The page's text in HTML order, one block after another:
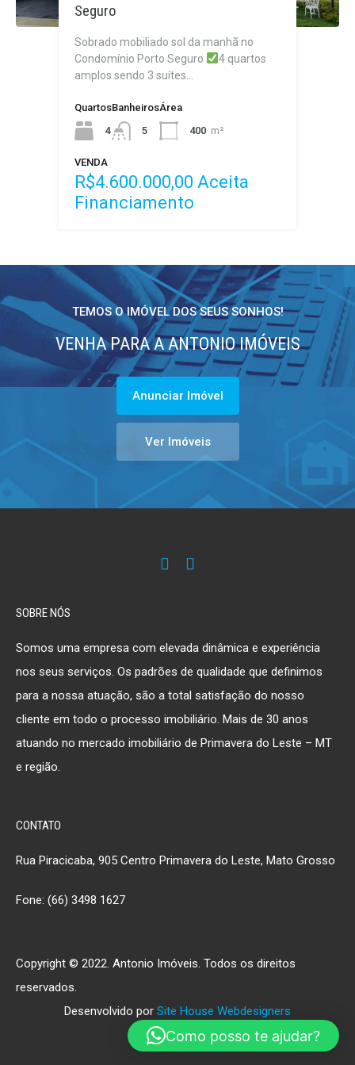
Seguro
Sobrado mobiliado sol da manhã no
Condomínio Porto Seguro
4 quartos
amplos sendo 3 suítes…
Quartos
4
Banheiros
5
Área
400 m²
VENDA
R$4.600.000,00 Aceita
Financiamento
Belvedere
VENDA
Sob Consulta
TEMOS O IMÓVEL DOS SEUS SONHOS!
VENHA PARA A ANTONIO IMÓVEIS
Anunciar Imóvel
Ver Imóveis
SOBRE NÓS
Somos uma empresa com elevada dinâmica e experiência
nos seus serviços. Os padrões de qualidade que definimos
para a nossa atuação, são a total satisfação do nosso
cliente em todo o processo imobiliário. Mais de 30 anos
atuando no mercado imobiliário de Primavera do Leste – MT
e região.
CONTATO
Rua Piracicaba, 905 Centro Primavera do Leste, Mato Grosso
Fone: (66) 3498 1627
Copyright © 2022. Antonio Imóveis. Todos os direitos
reservados.
Desenvolvido por Site House Webdesigners
Como posso te ajudar?